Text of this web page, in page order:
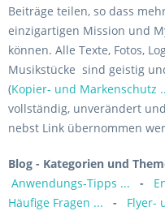
Beiträge teilen, so dass
einzigartigen Mission und
können. Alle Texte, Fotos,
Musikstücke sind geistig
(Kopier- und Markenschutz
vollständig, unverändert
nebst Link übernommen
Blog - Kategorien und
Anwendungs-Tipps ... -
Häufige Fragen ... - Flyer-